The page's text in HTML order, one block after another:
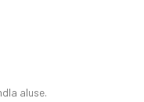
aluse.